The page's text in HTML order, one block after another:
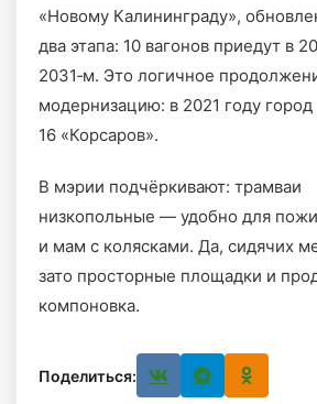
«Новому Калининграду»,
два этапа: 10 вагонов приедут в
2031‑м. Это логичное
модернизацию: в 2021 году
16 «Корсаров».
В мэрии подчёркивают: трамваи
низкопольные — удобно для
и мам с колясками. Да, сидячих
зато просторные площадки и
компоновка.
Поделиться: